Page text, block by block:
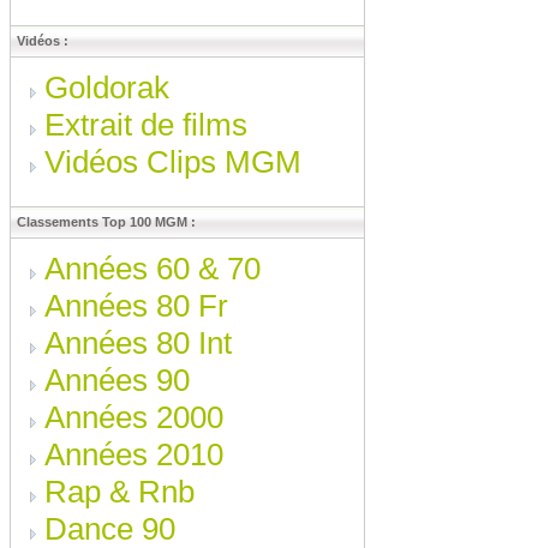
Vidéos :
Goldorak
Extrait de films
Vidéos Clips MGM
Classements Top 100 MGM :
Années 60 & 70
Années 80 Fr
Années 80 Int
Années 90
Années 2000
Années 2010
Rap & Rnb
Dance 90